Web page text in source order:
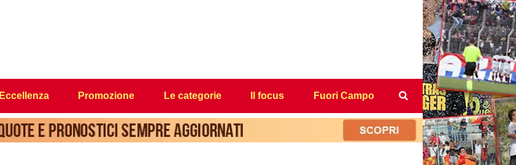
Eccellenza Promozione Le categorie Il focus Fuori Campo